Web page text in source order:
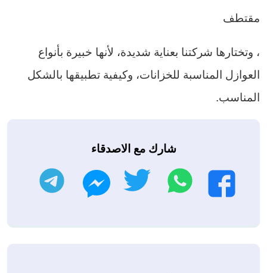
مقتطف
، وتختارها شركتنا بعناية شديدة، لأنها خبيرة بأنواع
العوازل المناسبة للخزانات، وكيفية تطبيقها بالشكل
المناسب.
شارك مع الاصدقاء
فيسبوك
واتساب تويتر ماسنجر